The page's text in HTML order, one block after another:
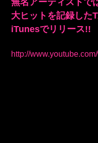
無名アーティストで
大ヒットを記録した
iTunesでリリース!!
http://